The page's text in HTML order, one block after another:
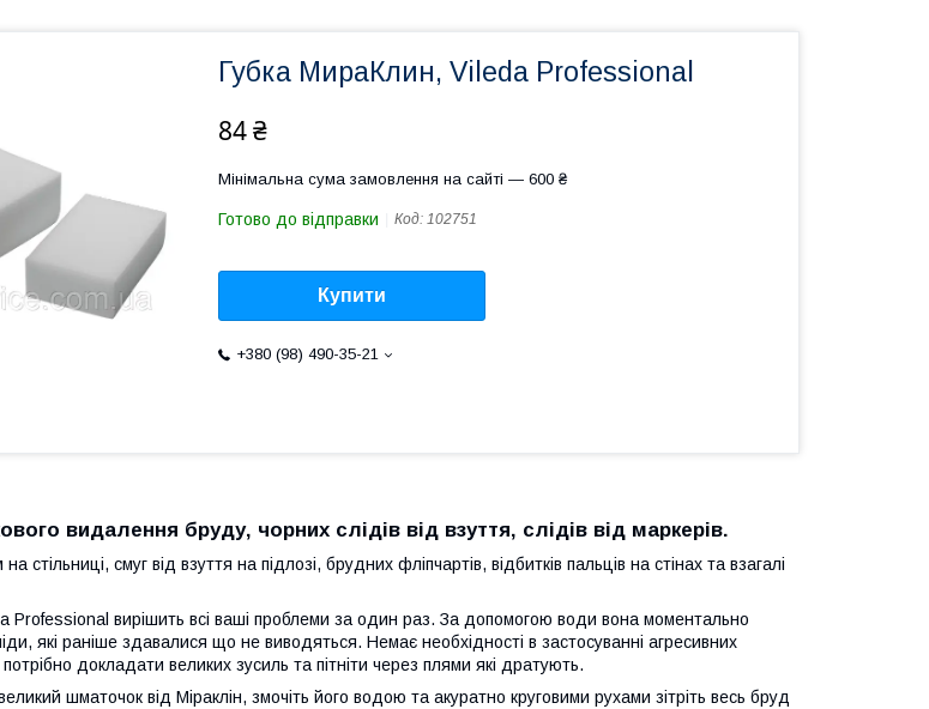
Губка МираКлин, Vileda Professional
84 ₴
Мінімальна сума замовлення на сайті — 600 ₴
Готово до відправки Код: 102751
Купити
+380 (98) 490-35-21
видалення бруду, чорних слідів від взуття, слідів від маркерів.
стільниці, смуг від взуття на підлозі, брудних фліпчартів, відбитків пальців на стінах та взагалі
Professional вирішить всі ваші проблеми за один раз. За допомогою води вона моментально
які раніше здавалися що не виводяться. Немає необхідності в застосуванні агресивних
потрібно докладати великих зусиль та пітніти через плями які дратують.
шматочок від Міраклін, змочіть його водою та акуратно круговими рухами зітріть весь бруд